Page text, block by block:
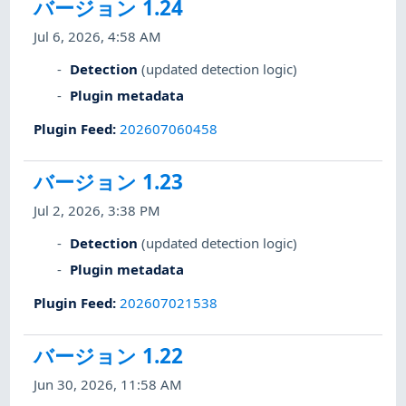
バージョン 1.24
Jul 6, 2026, 4:58 AM
Detection (updated detection logic)
Plugin metadata
Plugin Feed: 202607060458
バージョン 1.23
Jul 2, 2026, 3:38 PM
Detection (updated detection logic)
Plugin metadata
Plugin Feed: 202607021538
バージョン 1.22
Jun 30, 2026, 11:58 AM